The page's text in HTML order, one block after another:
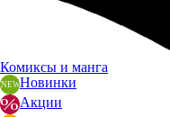
Комиксы и манга
Новинки
Акции